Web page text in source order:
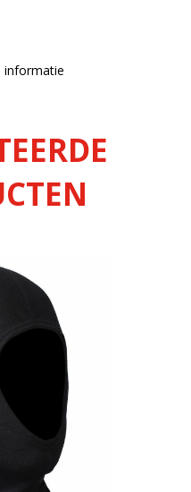
informatie